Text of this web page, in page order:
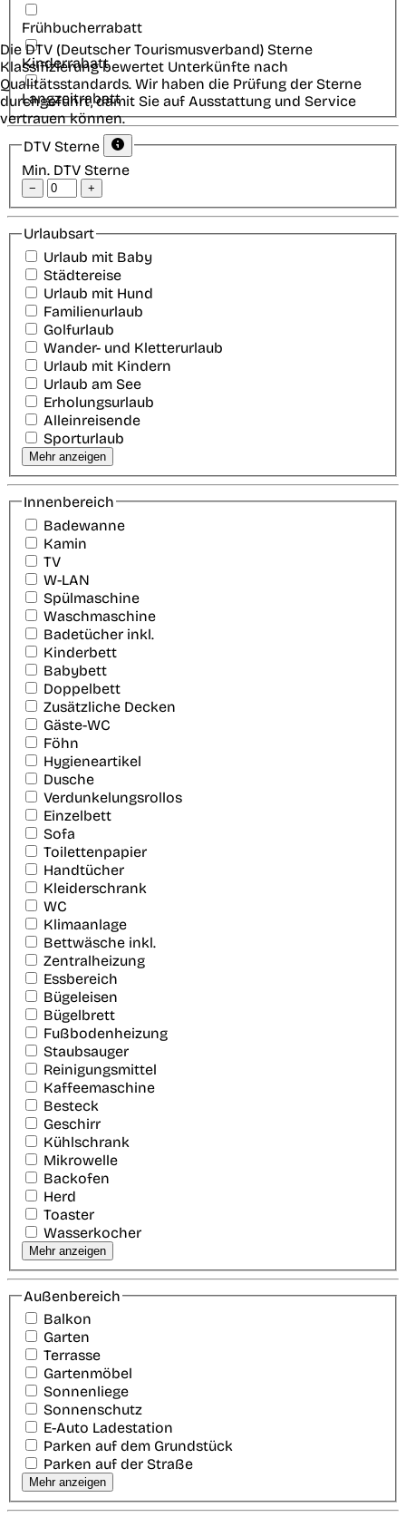
Frühbucherrabatt
Kinderrabatt
Langzeitrabatt
DTV Sterne
Min. DTV Sterne
− +
Die DTV (Deutscher Tourismusverband) Sterne
Klassifizierung bewertet Unterkünfte nach
Qualitätsstandards. Wir haben die Prüfung der Sterne
durchgeführt, damit Sie auf Ausstattung und Service
vertrauen können.
Urlaubsart
Urlaub mit Baby
Städtereise
Urlaub mit Hund
Familienurlaub
Golfurlaub
Wander- und Kletterurlaub
Urlaub mit Kindern
Urlaub am See
Erholungsurlaub
Alleinreisende
Sporturlaub
Mehr anzeigen
Innenbereich
Badewanne
Kamin
TV
W-LAN
Spülmaschine
Waschmaschine
Badetücher inkl.
Kinderbett
Babybett
Doppelbett
Zusätzliche Decken
Gäste-WC
Föhn
Hygieneartikel
Dusche
Verdunkelungsrollos
Einzelbett
Sofa
Toilettenpapier
Handtücher
Kleiderschrank
WC
Klimaanlage
Bettwäsche inkl.
Zentralheizung
Essbereich
Bügeleisen
Bügelbrett
Fußbodenheizung
Staubsauger
Reinigungsmittel
Kaffeemaschine
Besteck
Geschirr
Kühlschrank
Mikrowelle
Backofen
Herd
Toaster
Wasserkocher
Mehr anzeigen
Außenbereich
Balkon
Garten
Terrasse
Gartenmöbel
Sonnenliege
Sonnenschutz
E-Auto Ladestation
Parken auf dem Grundstück
Parken auf der Straße
Mehr anzeigen